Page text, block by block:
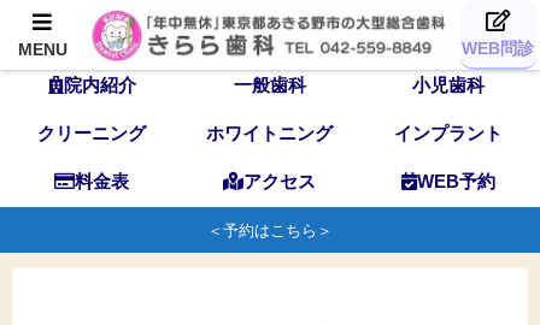
TOP 歯科医師 スタッフ
院内紹介 一般歯科 小児歯科
クリーニング ホワイトニング インプラント
料金表 アクセス WEB予約
＜予約はこちら＞
MENU WEB問診